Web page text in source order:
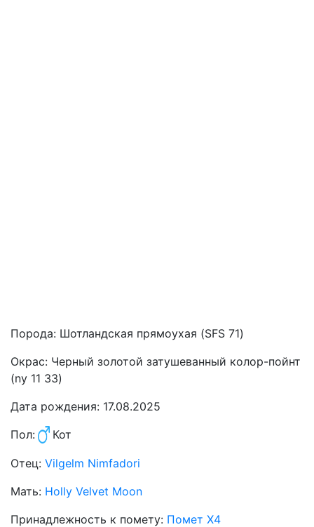
Порода: Шотландская прямоухая (SFS 71)
Окрас: Черный золотой затушеванный колор-пойнт
(ny 11 33)
Дата рождения: 17.08.2025
Пол:
Кот
Отец: Vilgelm Nimfadori
Мать: Holly Velvet Moon
Принадлежность к помету: Помет X4